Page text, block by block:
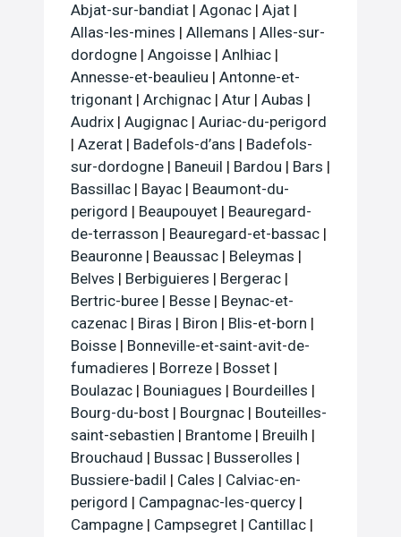
Abjat-sur-bandiat | Agonac | Ajat |
Allas-les-mines | Allemans | Alles-sur-
dordogne | Angoisse | Anlhiac |
Annesse-et-beaulieu | Antonne-et-
trigonant | Archignac | Atur | Aubas |
Audrix | Augignac | Auriac-du-perigord
| Azerat | Badefols-d’ans | Badefols-
sur-dordogne | Baneuil | Bardou | Bars |
Bassillac | Bayac | Beaumont-du-
perigord | Beaupouyet | Beauregard-
de-terrasson | Beauregard-et-bassac |
Beauronne | Beaussac | Beleymas |
Belves | Berbiguieres | Bergerac |
Bertric-buree | Besse | Beynac-et-
cazenac | Biras | Biron | Blis-et-born |
Boisse | Bonneville-et-saint-avit-de-
fumadieres | Borreze | Bosset |
Boulazac | Bouniagues | Bourdeilles |
Bourg-du-bost | Bourgnac | Bouteilles-
saint-sebastien | Brantome | Breuilh |
Brouchaud | Bussac | Busserolles |
Bussiere-badil | Cales | Calviac-en-
perigord | Campagnac-les-quercy |
Campagne | Campsegret | Cantillac |